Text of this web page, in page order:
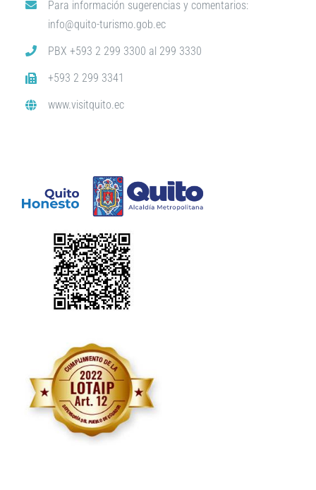
Para información sugerencias y comentarios:
info@quito-turismo.gob.ec
PBX +593 2 299 3300 al 299 3330
+593 2 299 3341
www.visitquito.ec